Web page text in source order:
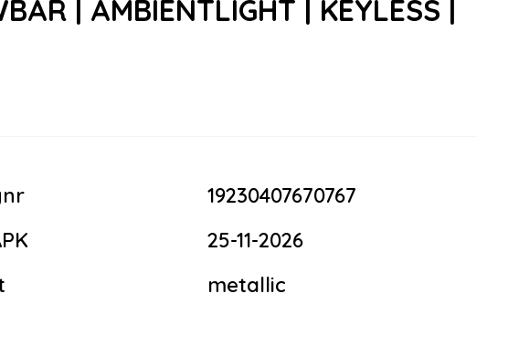
| AMBIENTLIGHT | KEYLESS |
19230407670767
25-11-2026
metallic